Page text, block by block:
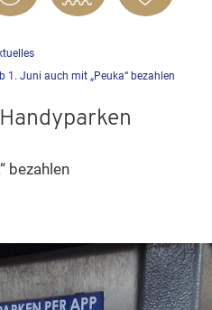
1. Juni auch mit „Peuka“ bezahlen
bezahlen